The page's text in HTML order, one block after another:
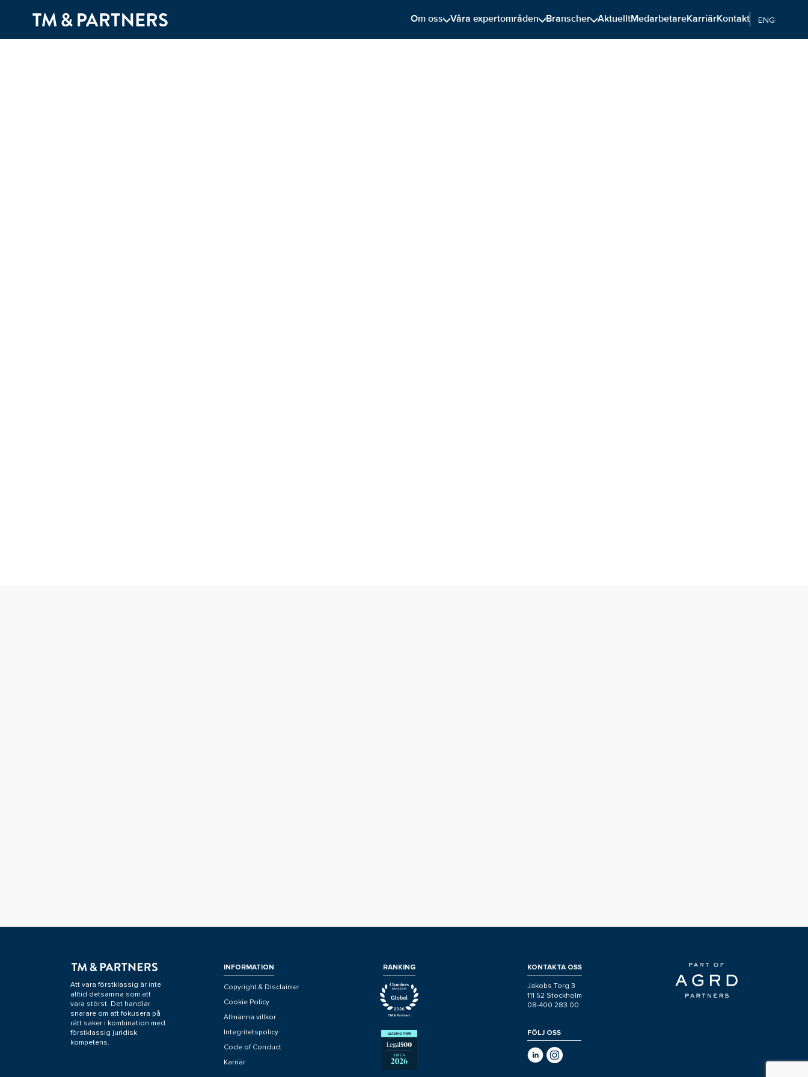
Om oss Våra expertområden Branscher AktuelltMedarbetareKarriärKontakt ENGELSKA
Att vara förstklassig är inte
alltid detsamma som att
vara störst. Det handlar
snarare om att fokusera på
rätt saker i kombination med
förstklassig juridisk
kompetens.
INFORMATION
Copyright & Disclaimer
Cookie Policy
Allmänna villkor
Integritetspolicy
Code of Conduct
Karriär
RANKING KONTAKTA OSS
Jakobs Torg 3
111 52 Stockholm
08-400 283 00
FÖLJ OSS